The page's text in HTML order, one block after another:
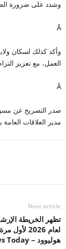
وشدد على ضرورة
Â
وأكد كذلك لسكان
العمل، مع تعزيز
Â
صدر التصريح عن
مدير العلاقات العامة
Next article
تظهر الخريطة
لعام
هوليوود – WDW News Today